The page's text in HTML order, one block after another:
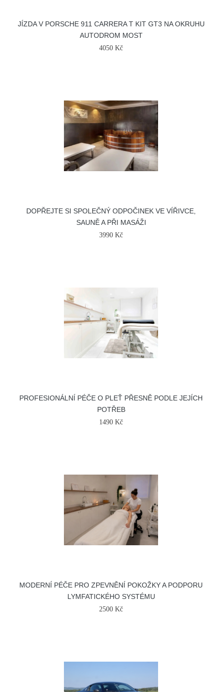
JÍZDA V PORSCHE 911 CARRERA T KIT GT3 NA OKRUHU
AUTODROM MOST
4050 Kč
DOPŘEJTE SI SPOLEČNÝ ODPOČINEK VE VÍŘIVCE,
SAUNĚ A PŘI MASÁŽI
3990 Kč
PROFESIONÁLNÍ PÉČE O PLEŤ PŘESNĚ PODLE JEJÍCH
POTŘEB
1490 Kč
MODERNÍ PÉČE PRO ZPEVNĚNÍ POKOŽKY A PODPORU
LYMFATICKÉHO SYSTÉMU
2500 Kč